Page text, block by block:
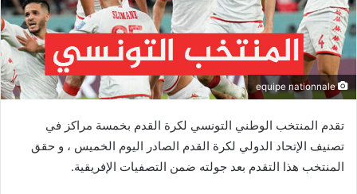
equipe nationnale
تقدم المنتخب الوطني التونسي لكرة القدم بخمسة مراكز في
تصنيف الإتحاد الدولي لكرة القدم الصادر اليوم الخميس ، و حقق
المنتخب هذا التقدم بعد جولته ضمن التصفيات الإفريقية.